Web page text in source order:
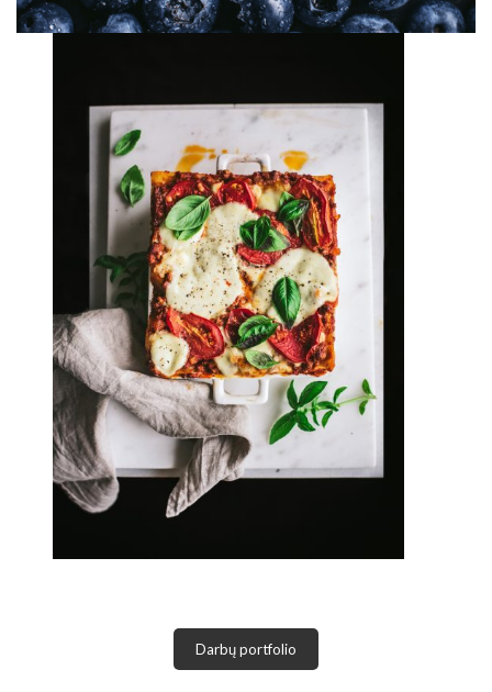
Darbų portfolio